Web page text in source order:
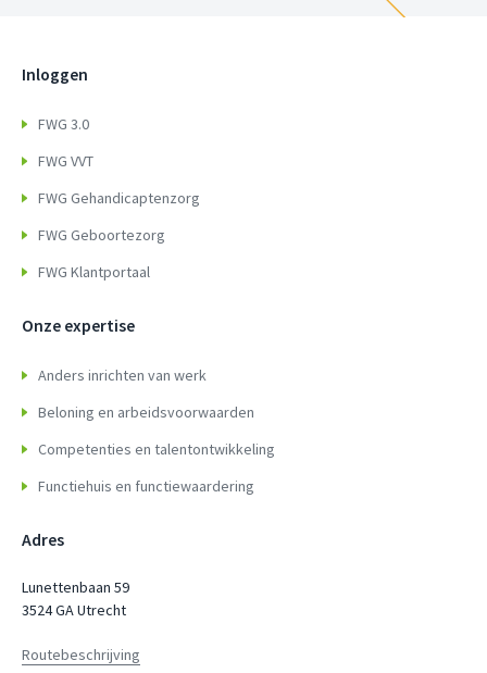
Inloggen
FWG 3.0
FWG VVT
FWG Gehandicaptenzorg
FWG Geboortezorg
FWG Klantportaal
Onze expertise
Anders inrichten van werk
Beloning en arbeidsvoorwaarden
Competenties en talentontwikkeling
Functiehuis en functiewaardering
Adres
Lunettenbaan 59
3524 GA Utrecht
Routebeschrijving